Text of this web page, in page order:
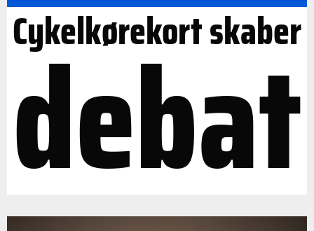
Cykelkørekort skaber
debat